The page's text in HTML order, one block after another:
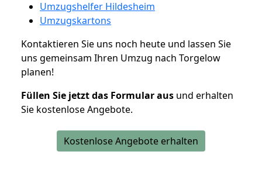
Umzugshelfer Hildesheim
Umzugskartons
Kontaktieren Sie uns noch heute und lassen Sie
uns gemeinsam Ihren Umzug nach Torgelow
planen!
Füllen Sie jetzt das Formular aus und erhalten
Sie kostenlose Angebote.
Kostenlose Angebote erhalten